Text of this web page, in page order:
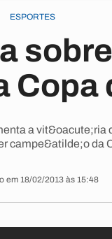
ESPORTES
Copa
a vit&oacute;ria
campe&atilde;o da
em 18/02/2013 às 15:48